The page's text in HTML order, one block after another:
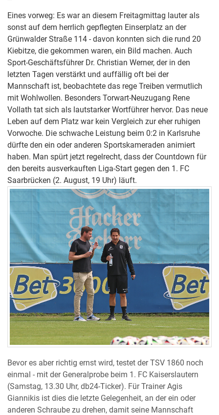
Eines vorweg: Es war an diesem Freitagmittag lauter als
sonst auf dem herrlich gepflegten Einserplatz an der
Grünwalder Straße 114 - davon konnten sich die rund 20
Kiebitze, die gekommen waren, ein Bild machen. Auch
Sport-Geschäftsführer Dr. Christian Werner, der in den
letzten Tagen verstärkt und auffällig oft bei der
Mannschaft ist, beobachtete das rege Treiben vermutlich
mit Wohlwollen. Besonders Torwart-Neuzugang Rene
Vollath tat sich als lautstarker Wortführer hervor. Das neue
Leben auf dem Platz war kein Vergleich zur eher ruhigen
Vorwoche. Die schwache Leistung beim 0:2 in Karlsruhe
dürfte den ein oder anderen Sportskameraden animiert
haben. Man spürt jetzt regelrecht, dass der Countdown für
den bereits ausverkauften Liga-Start gegen den 1. FC
Saarbrücken (2. August, 19 Uhr) läuft.
Bevor es aber richtig ernst wird, testet der TSV 1860 noch
einmal - mit der Generalprobe beim 1. FC Kaiserslautern
(Samstag, 13.30 Uhr, db24-Ticker). Für Trainer Agis
Giannikis ist dies die letzte Gelegenheit, an der ein oder
anderen Schraube zu drehen, damit seine Mannschaft